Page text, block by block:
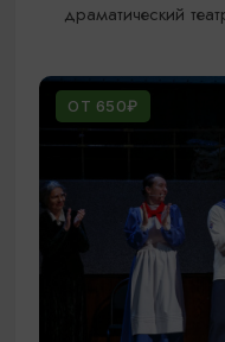
драматический
ОТ 650₽